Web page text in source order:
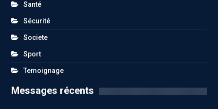
Santé
Sécurité
Societe
Sport
Temoignage
Messages récents